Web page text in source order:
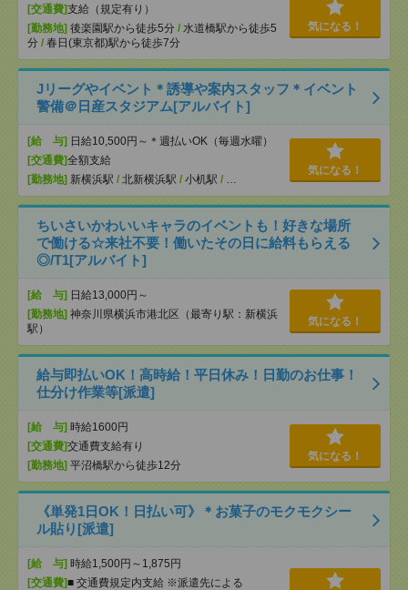
[交通費]支給（規定有り）
[勤務地] 後楽園駅から徒歩5分 / 水道橋駅から徒歩5
分 / 春日(東京都)駅から徒歩7分
気になる！
Jリーグやイベント＊誘導や案内スタッフ＊イベント
警備＠日産スタジアム[アルバイト]
[給 与] 日給10,500円～＊週払いOK（毎週水曜）
[交通費]全額支給
[勤務地] 新横浜駅 / 北新横浜駅 / 小机駅 / …
気になる！
ちいさいかわいいキャラのイベントも！好きな場所
で働ける☆来社不要！働いたその日に給料もらえる
◎/T1[アルバイト]
[給 与] 日給13,000円～
[勤務地] 神奈川県横浜市港北区（最寄り駅：新横浜
駅）
気になる！
給与即払いOK！高時給！平日休み！日勤のお仕事！
仕分け作業等[派遣]
[給 与] 時給1600円
[交通費]交通費支給有り
[勤務地] 平沼橋駅から徒歩12分
気になる！
《単発1日OK！日払い可》＊お菓子のモクモクシー
ル貼り[派遣]
[給 与] 時給1,500円～1,875円
[交通費]■ 交通費規定内支給 ※派遣先による